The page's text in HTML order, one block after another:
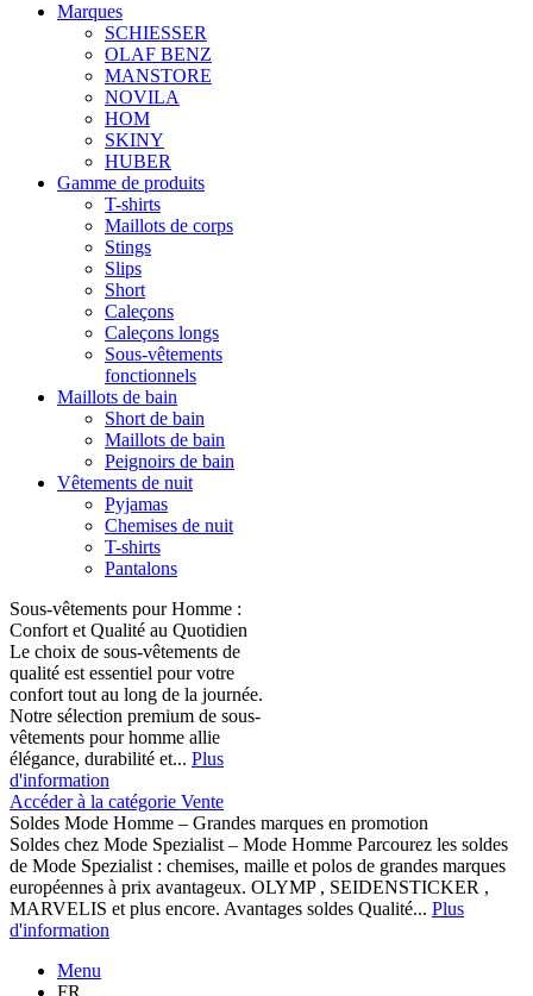
Marques
SCHIESSER
OLAF BENZ
MANSTORE
NOVILA
HOM
SKINY
HUBER
Gamme de produits
T-shirts
Maillots de corps
Stings
Slips
Short
Caleçons
Caleçons longs
Sous-vêtements
fonctionnels
Maillots de bain
Short de bain
Maillots de bain
Peignoirs de bain
Vêtements de nuit
Pyjamas
Chemises de nuit
T-shirts
Pantalons
Sous-vêtements pour Homme :
Confort et Qualité au Quotidien
Le choix de sous-vêtements de
qualité est essentiel pour votre
confort tout au long de la journée.
Notre sélection premium de sous-
vêtements pour homme allie
élégance, durabilité et... Plus
d'information
Accéder à la catégorie Vente
Soldes Mode Homme – Grandes marques en promotion
Soldes chez Mode Spezialist – Mode Homme Parcourez les soldes
de Mode Spezialist : chemises, maille et polos de grandes marques
européennes à prix avantageux. OLYMP , SEIDENSTICKER ,
MARVELIS et plus encore. Avantages soldes Qualité... Plus
d'information
Menu
FR